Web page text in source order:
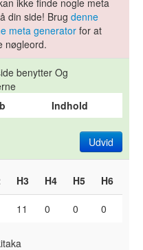
ikke finde nogle meta
din side! Brug denne
meta generator for at
nøgleord.
benytter Og
Indhold
Udvid
H3 H4 H5 H6
11 0 0 0